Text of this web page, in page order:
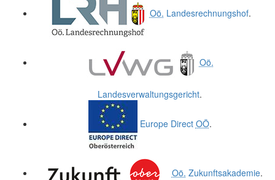
Oö. Landesrechnungshof.
Oö.
Landesverwaltungsgericht.
Europe Direct OÖ.
Oö. Zukunftsakademie.